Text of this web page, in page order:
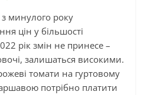
минулого року
цін у більшості
рік змін не принесе –
залишаться високими.
томати на гуртовому
потрібно платити